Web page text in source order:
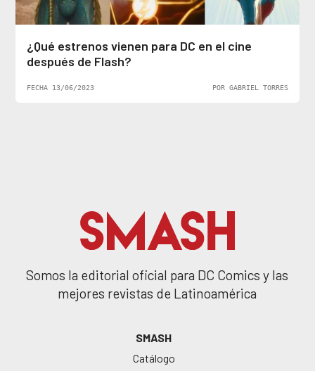
¿Qué estrenos vienen para DC en el cine
después de Flash?
FECHA 13/06/2023 POR GABRIEL TORRES
Somos la editorial oficial para DC Comics y las
mejores revistas de Latinoamérica
SMASH
Catálogo